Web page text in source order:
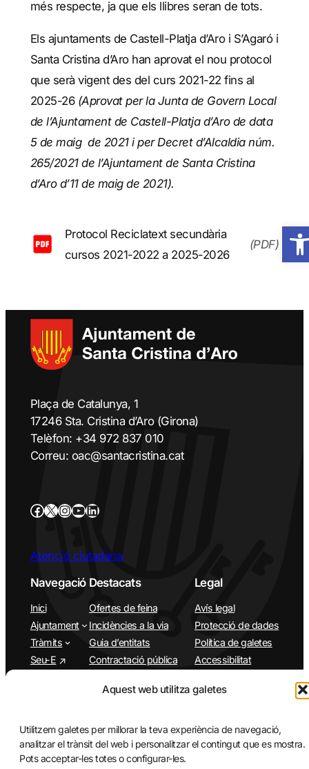
Aquest web utilitza galetes
Utilitzem galetes per millorar la teva experiència de navegació,
analitzar el trànsit del web i personalitzar el contingut que es mostra.
Pots acceptar-les totes o configurar-les.
més respecte, ja que els llibres seran de tots.
Els ajuntaments de Castell-Platja d’Aro i S’Agaró i
Santa Cristina d’Aro han aprovat el nou protocol
que serà vigent des del curs 2021-22 fins al
2025-26 (Aprovat per la Junta de Govern Local
de l’Ajuntament de Castell-Platja d’Aro de data
5 de maig de 2021 i per Decret d’Alcaldia núm.
265/2021 de l’Ajuntament de Santa Cristina
d’Aro d’11 de maig de 2021).
Protocol Reciclatext secundària
cursos 2021-2022 a 2025-2026
(PDF)
Plaça de Catalunya, 1
17246 Sta. Cristina d’Aro (Girona)
Telèfon: +34 972 837 010
Correu: oac@santacristina.cat
Atenció ciutadana
Navegació
Inici
Ajuntament
Tràmits
Seu-E
Agenda
Destacats
Ofertes de feina
Incidències a la via
Guia d’entitats
Contractació pública
App Santa Cristina d’Aro
Legal
Avís legal
Protecció de dades
Política de galetes
Accessibilitat